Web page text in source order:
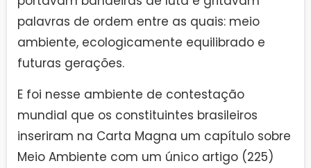
palavras de ordem entre as quais: meio
ambiente, ecologicamente equilibrado e
futuras gerações.
E foi nesse ambiente de contestação
mundial que os constituintes brasileiros
inseriram na Carta Magna um capítulo sobre
Meio Ambiente com um único artigo (225)